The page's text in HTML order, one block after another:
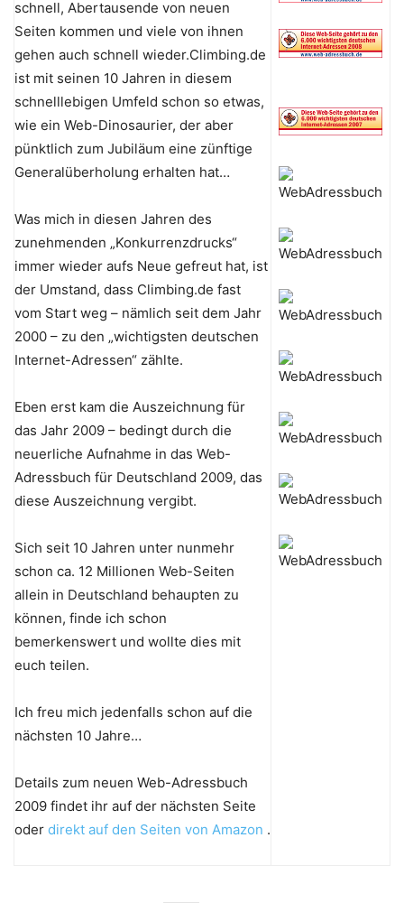
schnell, Abertausende von neuen
Seiten kommen und viele von ihnen
gehen auch schnell wieder.Climbing.de
ist mit seinen 10 Jahren in diesem
schnelllebigen Umfeld schon so etwas,
wie ein Web-Dinosaurier, der aber
pünktlich zum Jubiläum eine zünftige
Generalüberholung erhalten hat…
Was mich in diesen Jahren des
zunehmenden „Konkurrenzdrucks“
immer wieder aufs Neue gefreut hat, ist
der Umstand, dass Climbing.de fast
vom Start weg – nämlich seit dem Jahr
2000 – zu den „wichtigsten deutschen
Internet-Adressen“ zählte.
Eben erst kam die Auszeichnung für
das Jahr 2009 – bedingt durch die
neuerliche Aufnahme in das Web-
Adressbuch für Deutschland 2009, das
diese Auszeichnung vergibt.
Sich seit 10 Jahren unter nunmehr
schon ca. 12 Millionen Web-Seiten
allein in Deutschland behaupten zu
können, finde ich schon
bemerkenswert und wollte dies mit
euch teilen.
Ich freu mich jedenfalls schon auf die
nächsten 10 Jahre…
Details zum neuen Web-Adressbuch
2009 findet ihr auf der nächsten Seite
oder direkt auf den Seiten von Amazon .